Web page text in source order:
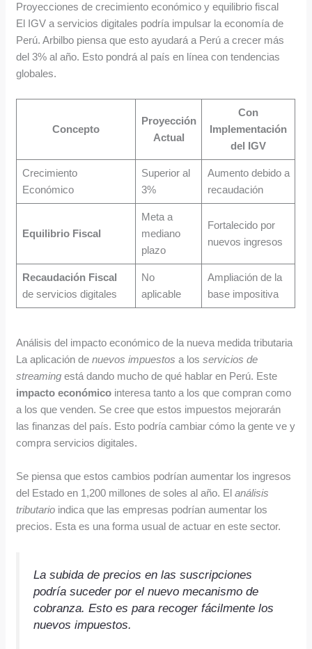
Proyecciones de crecimiento económico y equilibrio fiscal
El IGV a servicios digitales podría impulsar la economía de
Perú. Arbilbo piensa que esto ayudará a Perú a crecer más
del 3% al año. Esto pondrá al país en línea con tendencias
globales.
Concepto
Proyección
Actual
Con
Implementación
del IGV
Crecimiento
Económico
Superior al
3%
Aumento debido a
recaudación
Equilibrio Fiscal
Meta a
mediano
plazo
Fortalecido por
nuevos ingresos
Recaudación Fiscal
de servicios digitales
No
aplicable
Ampliación de la
base impositiva
Análisis del impacto económico de la nueva medida tributaria
La aplicación denuevos impuestos a losservicios de
streaming está dando mucho de qué hablar en Perú. Este
impacto económico interesa tanto a los que compran como
a los que venden. Se cree que estos impuestos mejorarán
las finanzas del país. Esto podría cambiar cómo la gente ve y
compra servicios digitales.
Se piensa que estos cambios podrían aumentar los ingresos
del Estado en 1,200 millones de soles al año. Elanálisis
tributario indica que las empresas podrían aumentar los
precios. Esta es una forma usual de actuar en este sector.
La subida de precios en las suscripciones
podría suceder por el nuevomecanismo de
cobranza . Esto es para recoger fácilmente los
nuevos impuestos